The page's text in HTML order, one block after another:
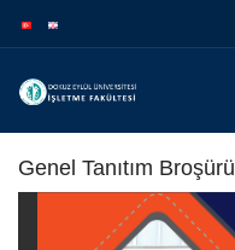
atla
atla
Genel Tanıtım Broşürü